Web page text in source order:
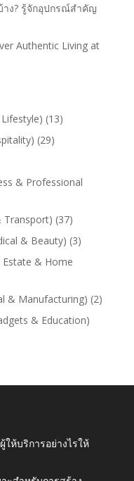
ง? รู้จักอุปกรณ์สำคัญ
Authentic Living at
(13)
(29)
& Professional
(37)
& Beauty) (3)
& Home
& Manufacturing) (2)
& Education)
ให้บริการอย่างไรให้